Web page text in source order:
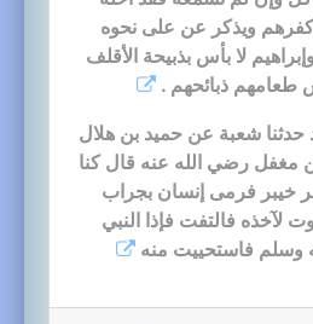
كفرهم ويذكر عن على نحوه
لا بأس بذبيحة الأقلف
طعامهم ذبائحهم .
حدثنا شعبة عن حميد بن هلال
مغفل رضي الله عنه قال كنا
خيبر فرمى إنسان بجراب
لآخذه فالتفت فإذا النبي
وسلم فاستحييت منه